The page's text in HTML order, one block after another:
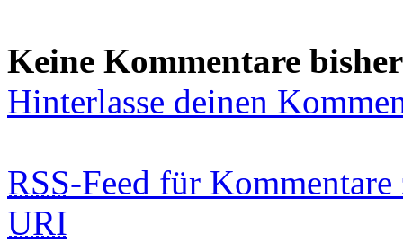
Keine Kommentare bisher
Hinterlasse deinen
RSS-Feed für
URI